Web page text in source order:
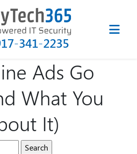
341-2235
Ads Go
What You
It)